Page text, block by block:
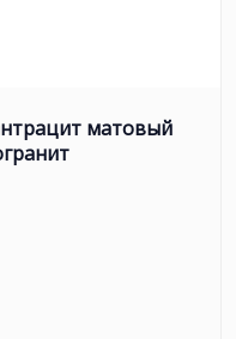
матовый